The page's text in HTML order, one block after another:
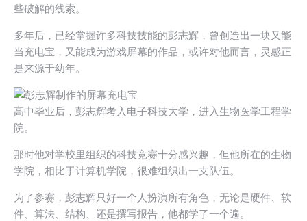
些破解的线索。
多年后，已经掌握许多科技技能的彭志辉，曾创造出一块又能
当充电宝，又能成为游戏屏幕的作品，或许对他而言，灵感正
是来源于幼年。
高中毕业后，彭志辉考入电子科技大学，进入生物医学工程学
院。
那时他对学校里组织的科技竞赛十分感兴趣，但他所在的生物
学院，相比于计算机学院，很难组织出一支队伍。
为了参赛，彭志辉只好一个人扮演所有角色，无论是硬件、软
件、算法、结构、还是撰写报告，他都学了一个遍。